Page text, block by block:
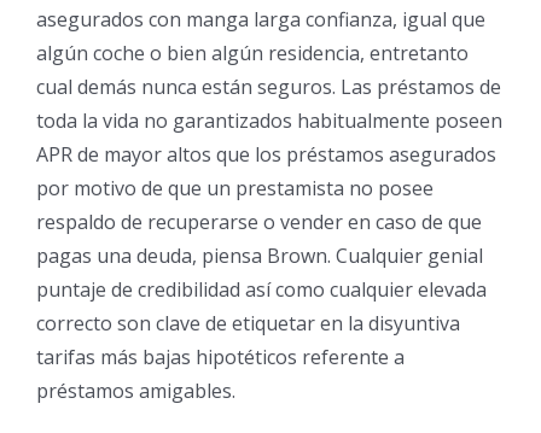
asegurados con manga larga confianza, igual que
algún coche o bien algún residencia, entretanto
cual demás nunca están seguros. Las préstamos de
toda la vida no garantizados habitualmente poseen
APR de mayor altos que los préstamos asegurados
por motivo de que un prestamista no posee
respaldo de recuperarse o vender en caso de que
pagas una deuda, piensa Brown. Cualquier genial
puntaje de credibilidad así­ como cualquier elevada
correcto son clave de etiquetar en la disyuntiva
tarifas más bajas hipotéticos referente a
préstamos amigables.